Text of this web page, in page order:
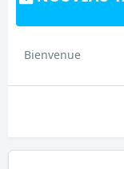
Bienvenue